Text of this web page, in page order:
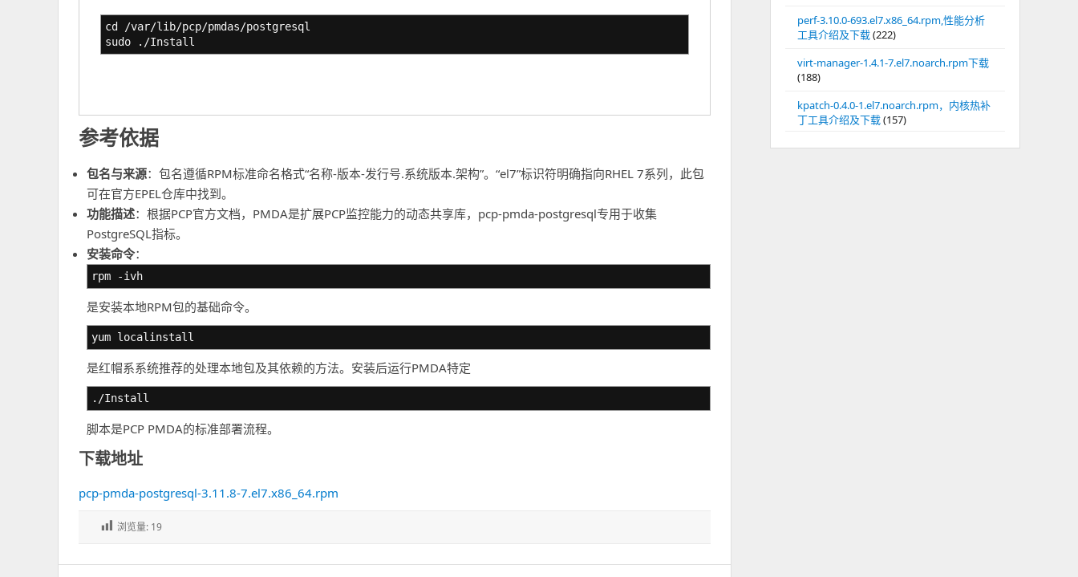
cd /var/lib/pcp/pmdas/postgresql
sudo ./Install
参考依据
包名与来源：包名遵循RPM标准命名格式“名称-版本-发行号.系统版本.架构”。“el7”标识符明确指向RHEL 7系列，此包
可在官方EPEL仓库中找到。
功能描述：根据PCP官方文档，PMDA是扩展PCP监控能力的动态共享库，pcp-pmda-postgresql专用于收集
PostgreSQL指标。
安装命令：
rpm -ivh
是安装本地RPM包的基础命令。
yum localinstall
是红帽系系统推荐的处理本地包及其依赖的方法。安装后运行PMDA特定
./Install
脚本是PCP PMDA的标准部署流程。
下载地址
pcp-pmda-postgresql-3.11.8-7.el7.x86_64.rpm
浏览量: 19
perf-3.10.0-693.el7.x86_64.rpm,性能分析
工具介绍及下载(222)
virt-manager-1.4.1-7.el7.noarch.rpm下载
(188)
kpatch-0.4.0-1.el7.noarch.rpm，内核热补
丁工具介绍及下载(157)